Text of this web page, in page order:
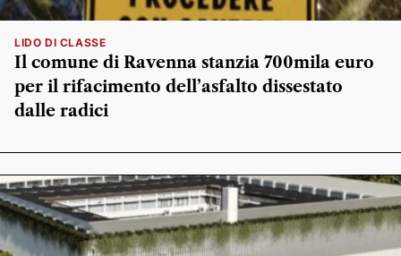
LIDO DI CLASSE
Il comune di Ravenna stanzia 700mila euro
per il rifacimento dell’asfalto dissestato
dalle radici